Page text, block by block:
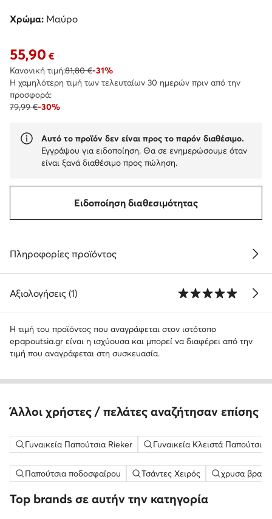
Χρώμα: Μαύρο
Τρέχουσα τιμή 55,90 €
55,90 €
Κανονική τιμή:81,80 €-31%
Η χαμηλότερη τιμή των τελευταίων 30 ημερών πριν από την
προσφορά:
79,99 €-30%
Αυτό το προϊόν δεν είναι προς το παρόν διαθέσιμο.
Εγγράψου για ειδοποίηση. Θα σε ενημερώσουμε όταν
είναι ξανά διαθέσιμο προς πώληση.
Ειδοποίηση διαθεσιμότητας
Πληροφορίες προϊόντος
Αξιολογήσεις (1)
Η τιμή του προϊόντος που αναγράφεται στον ιστότοπο
epapoutsia.gr είναι η ισχύουσα και μπορεί να διαφέρει από την
τιμή που αναγράφεται στη συσκευασία.
Άλλοι χρήστες / πελάτες αναζήτησαν επίσης
Γυναικεία Παπούτσια Rieker Γυναικεία Κλειστά Παπούτσια
Παπούτσια ποδοσφαίρου Τσάντες Χειρός χρυσα
Top brands σε αυτήν την κατηγορία